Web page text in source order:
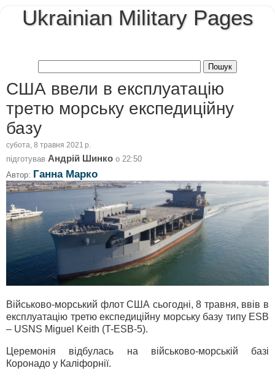
Ukrainian Military Pages
США ввели в експлуатацію
третю морську експедиційну
базу
субота, 8 травня 2021 р.
підготував Андрій Шинко о 22:50
Автор: Ганна Марко
Військово-морський флот США сьогодні, 8 травня, ввів в
експлуатацію третю експедиційну морську базу типу ESB
– USNS Miguel Keith (T-ESB-5).
Церемонія відбулась на військово-морській базі
Коронадо у Каліфорнії.